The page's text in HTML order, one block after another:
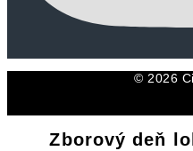
© 2026
Zborový deň